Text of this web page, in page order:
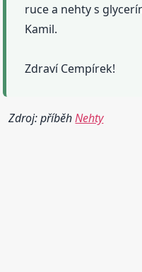
ruce a nehty s
Kamil.
Zdraví Cempírek!
Zdroj: příběhNehty